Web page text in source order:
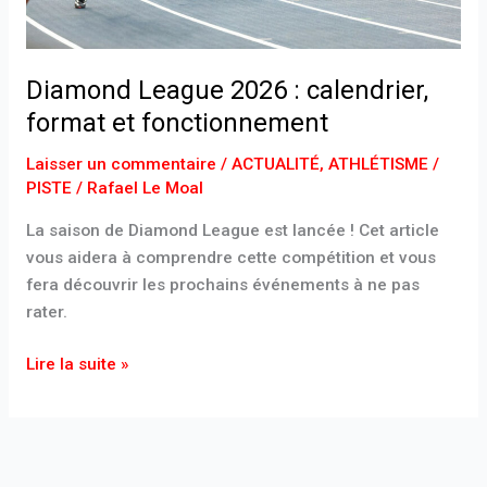
Diamond League 2026 : calendrier,
format et fonctionnement
Laisser un commentaire / ACTUALITÉ, ATHLÉTISME /
PISTE/ Rafael Le Moal
La saison de Diamond League est lancée ! Cet article
vous aidera à comprendre cette compétition et vous
fera découvrir les prochains événements à ne pas
rater.
Lire la suite »